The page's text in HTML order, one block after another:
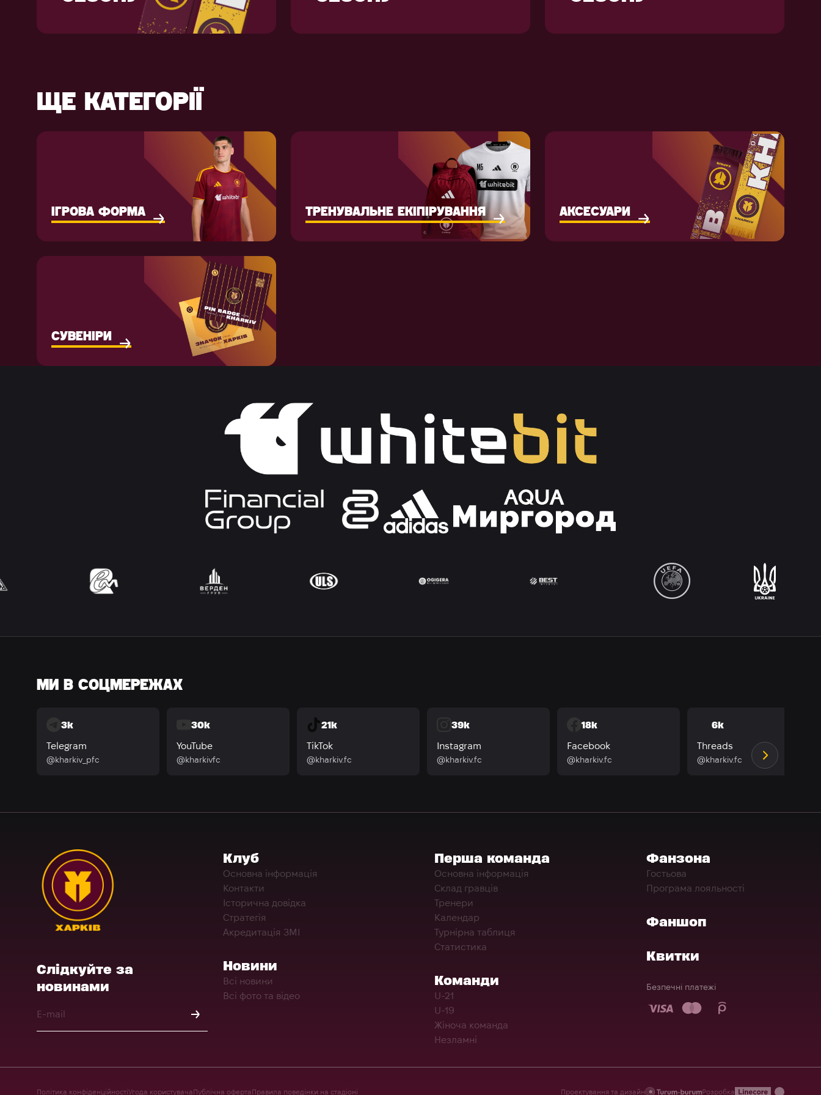
ЩЕ КАТЕГОРІЇ
ІГРОВА ФОРМА ТРЕНУВАЛЬНЕ ЕКІПІРУВАННЯ АКСЕСУАРИ
СУВЕНІРИ
МИ В СОЦМЕРЕЖАХ
3k
Telegram
@kharkiv_pfc
30k
YouTube
@kharkivfc
21k
TikTok
@kharkiv.fc
39k
Instagram
@kharkiv.fc
18k
Facebook
@kharkiv.fc
6k
Threads
@kharkiv.fc
Слідкуйте за
новинами
Клуб
Основна інформація
Контакти
Історична довідка
Стратегія
Акредитація ЗМІ
Новини
Всі новини
Всі фото та відео
Перша команда
Основна інформація
Склад гравців
Тренери
Календар
Турнірна таблиця
Статистика
Команди
U-21
U-19
Жіноча команда
Незламні
Фанзона
Гостьова
Програма лояльності
Фаншоп
Квитки
Безпечні платежі
Політика конфіденційностіУгода користувачаПублічна офертаПравила поведінки на стадіоні Проектування та дизайн Розробка